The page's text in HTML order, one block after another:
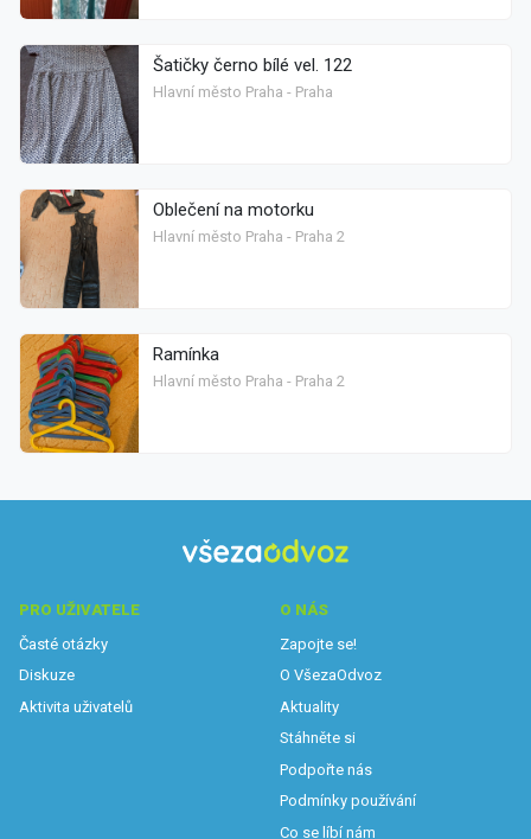
Šatičky černo bílé vel. 122
Hlavní město Praha - Praha
Oblečení na motorku
Hlavní město Praha - Praha 2
Ramínka
Hlavní město Praha - Praha 2
PRO UŽIVATELE
Časté otázky
Diskuze
Aktivita uživatelů
O NÁS
Zapojte se!
O VšezaOdvoz
Aktuality
Stáhněte si
Podpořte nás
Podmínky používání
Co se líbí nám